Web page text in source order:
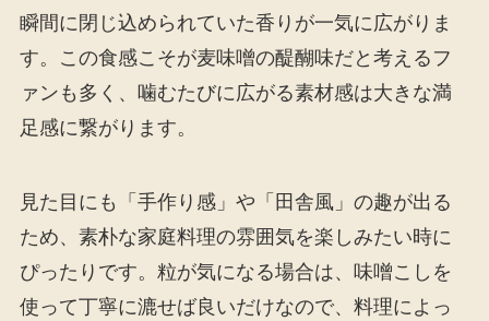
瞬間に閉じ込められていた香りが一気に広がりま
す。この食感こそが麦味噌の醍醐味だと考えるフ
ァンも多く、噛むたびに広がる素材感は大きな満
足感に繋がります。
見た目にも「手作り感」や「田舎風」の趣が出る
ため、素朴な家庭料理の雰囲気を楽しみたい時に
ぴったりです。粒が気になる場合は、味噌こしを
使って丁寧に漉せば良いだけなので、料理によっ